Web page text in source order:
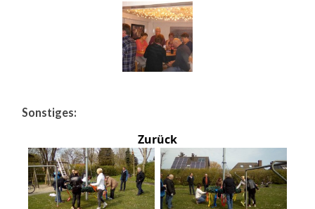
Sonstiges:
Zurück